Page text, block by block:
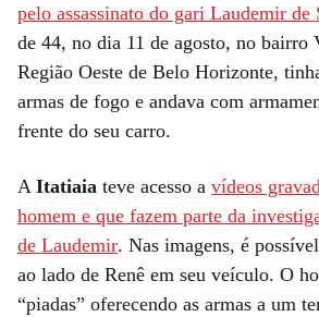
pelo assassinato do gari Laudemir de
de 44, no dia 11 de agosto, no bairro
Região Oeste de Belo Horizonte,
armas de fogo e andava com
frente do seu carro.
A Itatiaia teve acesso a vídeos
homem e que fazem parte da
de Laudemir. Nas imagens, é
ao lado de Renê em seu veículo. O
“piadas” oferecendo as armas a um